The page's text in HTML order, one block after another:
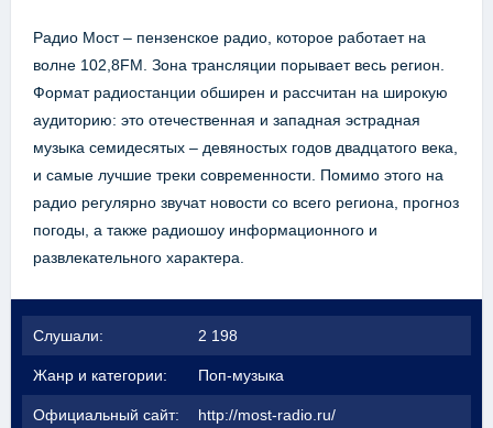
Радио Мост – пензенское радио, которое работает на
волне 102,8FM. Зона трансляции порывает весь регион.
Формат радиостанции обширен и рассчитан на широкую
аудиторию: это отечественная и западная эстрадная
музыка семидесятых – девяностых годов двадцатого века,
и самые лучшие треки современности. Помимо этого на
радио регулярно звучат новости со всего региона, прогноз
погоды, а также радиошоу информационного и
развлекательного характера.
Слушали: 2 198
Жанр и категории: Поп-музыка
Официальный сайт: http://most-radio.ru/